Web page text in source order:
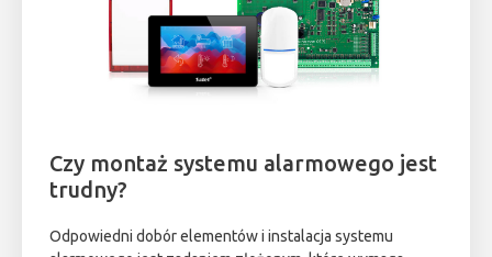
Czy montaż systemu alarmowego jest
trudny?
Odpowiedni dobór elementów i instalacja systemu